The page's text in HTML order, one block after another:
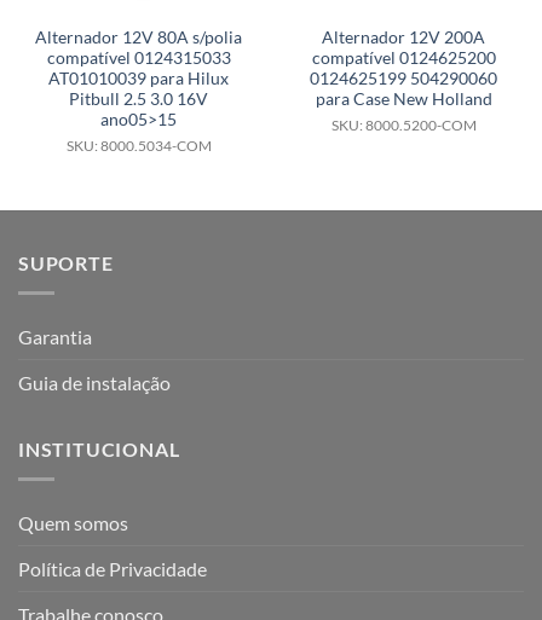
Alternador 12V 80A s/polia
compatível 0124315033
AT01010039 para Hilux
Pitbull 2.5 3.0 16V
ano05>15
SKU: 8000.5034-COM
Alternador 12V 200A
compatível 0124625200
0124625199 504290060
para Case New Holland
SKU: 8000.5200-COM
SUPORTE
Garantia
Guia de instalação
INSTITUCIONAL
Quem somos
Política de Privacidade
Trabalhe conosco